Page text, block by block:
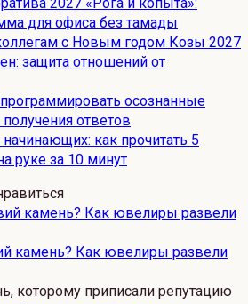
для офиса без тамады
с Новым годом Козы 2027
защита отношений от
осознанные
ответов
как прочитать 5
руке за 10 минут
камень? Как ювелиры развели
которому приписали репутацию